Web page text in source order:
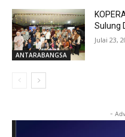
ANTARABANGSA
Sulung
Julai 23,
-